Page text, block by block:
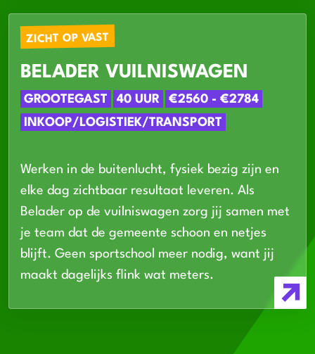
ZICHT OP VAST
BELADER VUILNISWAGEN
GROOTEGAST 40 UUR
€2560 - €2784
INKOOP/LOGISTIEK/TRANSPORT
Werken in de buitenlucht, fysiek bezig zijn en
elke dag zichtbaar resultaat leveren. Als
Belader op de vuilniswagen zorg jij samen met
je team dat de gemeente schoon en netjes
blijft. Geen sportschool meer nodig, want jij
maakt dagelijks flink wat meters.